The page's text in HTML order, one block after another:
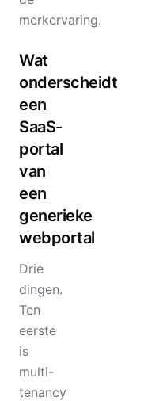
merkervaring.
Wat
onderscheidt
een
SaaS-
portal
van
een
generieke
webportal
Drie
dingen.
Ten
eerste
is
multi-
tenancy